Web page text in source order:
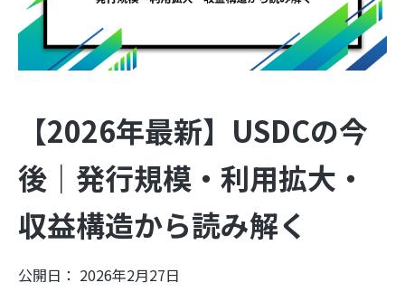
【2026年最新】USDCの今
後｜発行規模・利用拡大・
収益構造から読み解く
公開日： 2026年2月27日